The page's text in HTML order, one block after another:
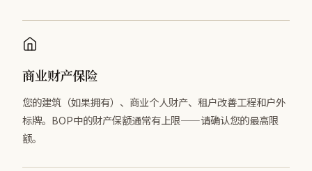
商业财产保险
您的建筑（如果拥有）、商业个人财产、租户改善工程和户外
标牌。BOP中的财产保额通常有上限——请确认您的最高限
额。